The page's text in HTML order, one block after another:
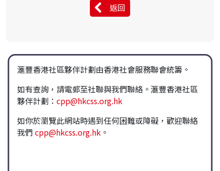
返回
滙豐香港社區夥伴計劃由香港社會服務聯會統籌。
如有查詢，請電郵至社聯與我們聯絡。滙豐香港社區
夥伴計劃： cpp@hkcss.org.hk
如你於瀏覽此網站時遇到任何困難或障礙，歡迎聯絡
我們 cpp@hkcss.org.hk。